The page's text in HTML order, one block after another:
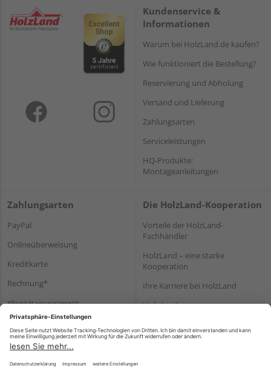
Kundenservice &
Informationen
Warum bei HolzLand.de kaufen?
Wie funktioniert die Bestellung?
Reservierung und Abholung
Versand und Lieferung
Zahlungsarten
Serviceleistungen
HQ-Produkte:
Montageanleitungen
Zahlungsarten
PayPal
Onlineüberweisung
Kreditkarte
Rechnung*
*Bonität vorausgesetzt
Die HolzLand-Kooperation
Vorteile der HolzLand-
Fachhändler
HolzLand – eine starke
Kooperation
Ihre Karriere bei HolzLand
Holz-Lexikon